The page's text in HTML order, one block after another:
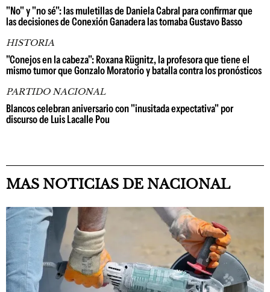
"No" y "no sé": las muletillas de Daniela Cabral para confirmar que
las decisiones de Conexión Ganadera las tomaba Gustavo Basso
HISTORIA
"Conejos en la cabeza": Roxana Rügnitz, la profesora que tiene el
mismo tumor que Gonzalo Moratorio y batalla contra los pronósticos
PARTIDO NACIONAL
Blancos celebran aniversario con "inusitada expectativa" por
discurso de Luis Lacalle Pou
MAS NOTICIAS DE NACIONAL